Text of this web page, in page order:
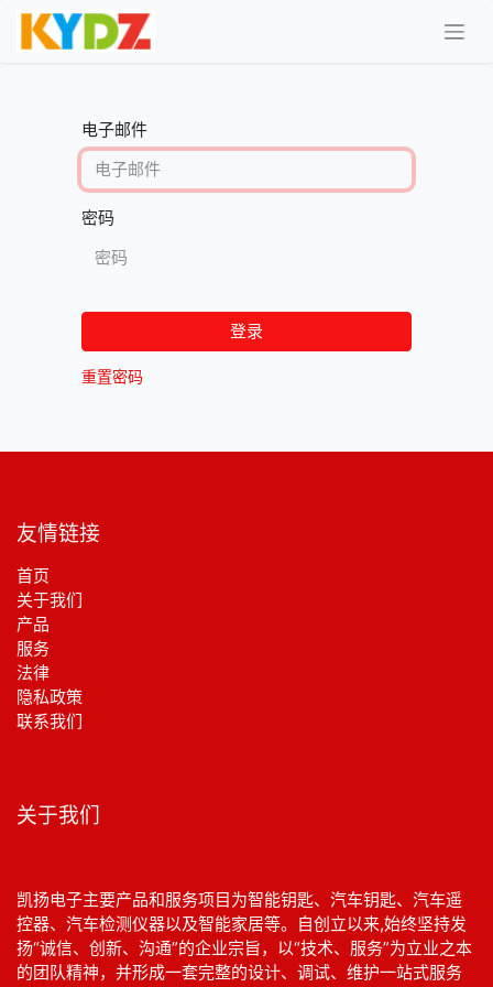
电子邮件
密码
登录
重置密码
友情链接
首页
关于我们
产品
服务
法律
‎隐私政策‎
联系我们
关于我们
凯扬电子主要产品和服务项目为智能钥匙、汽车钥匙、汽车遥
控器、汽车检测仪器以及智能家居等。自创立以来,始终坚持发
扬“诚信、创新、沟通”的企业宗旨，以“技术、服务”为立业之本
的团队精神，并形成一套完整的设计、调试、维护一站式服务